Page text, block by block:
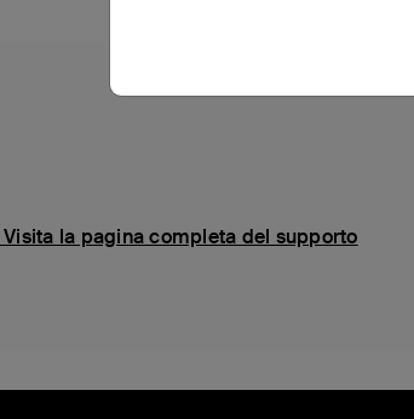
Visita la pagina completa del supporto